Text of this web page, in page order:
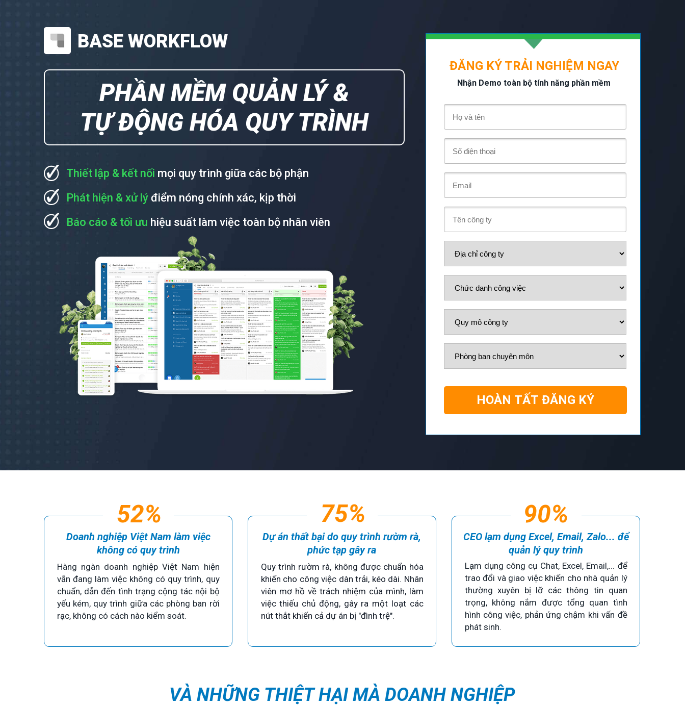
BASE WORKFLOW
PHẦN MỀM QUẢN LÝ &
TỰ ĐỘNG HÓA QUY TRÌNH
ĐĂNG KÝ TRẢI NGHIỆM NGAY
Nhận Demo toàn bộ tính năng phần mềm
HOÀN TẤT ĐĂNG KÝ
Thiết lập & kết nối mọi quy trình giữa các bộ phận
Phát hiện & xử lý điểm nóng chính xác, kịp thời
Báo cáo & tối ưu hiệu suất làm việc toàn bộ nhân viên
52%
Doanh nghiệp Việt Nam làm việc
không có quy trình
Hàng ngàn doanh nghiệp Việt Nam hiện
vẫn đang làm việc không có quy trình, quy
chuẩn, dẫn đến tình trạng cộng tác nội bộ
yếu kém, quy trình giữa các phòng ban rời
rạc, không có cách nào kiểm soát.
75%
Dự án thất bại do quy trình rườm rà,
phức tạp gây ra
Quy trình rườm rà, không được chuẩn hóa
khiến cho công việc dàn trải, kéo dài. Nhân
viên mơ hồ về trách nhiệm của mình, làm
việc thiếu chủ động, gây ra một loạt các
nút thắt khiến cả dự án bị "đình trệ".
90%
CEO lạm dụng Excel, Email, Zalo... để
quản lý quy trình
Lạm dụng công cụ Chat, Excel, Email,... để
trao đổi và giao việc khiến cho nhà quản lý
thường xuyên bị lỡ các thông tin quan
trọng, không nắm được tổng quan tình
hình công việc, phản ứng chậm khi vấn đề
phát sinh.
VÀ NHỮNG THIỆT HẠI MÀ DOANH NGHIỆP